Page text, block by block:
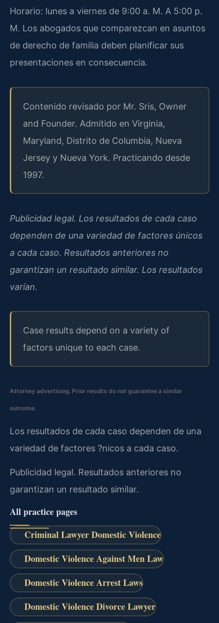
Horario: lunes a viernes de 9:00 a. M. A 5:00 p.
M. Los abogados que comparezcan en asuntos
de derecho de familia deben planificar sus
presentaciones en consecuencia.
Contenido revisado por Mr. Sris, Owner
and Founder. Admitido en Virginia,
Maryland, Distrito de Columbia, Nueva
Jersey y Nueva York. Practicando desde
1997.
Publicidad legal. Los resultados de cada caso
dependen de una variedad de factores únicos
a cada caso. Resultados anteriores no
garantizan un resultado similar. Los resultados
varían.
Case results depend on a variety of
factors unique to each case.
Attorney advertising. Prior results do not guarantee a similar
outcome.
Los resultados de cada caso dependen de una
variedad de factores ?nicos a cada caso.
Publicidad legal. Resultados anteriores no
garantizan un resultado similar.
All practice pages
Criminal Lawyer Domestic Violence
Domestic Violence Against Men Law
Domestic Violence Arrest Laws
Domestic Violence Divorce Lawyer